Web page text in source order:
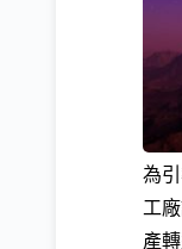
為
工
產